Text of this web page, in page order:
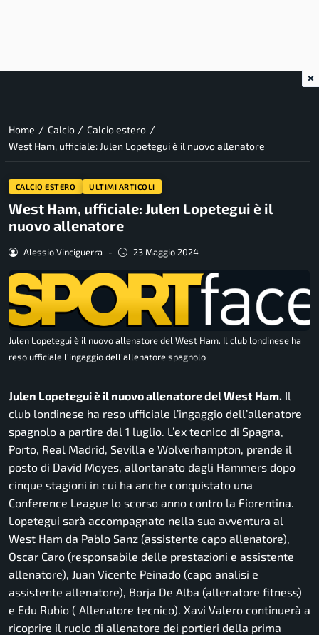
Home / Calcio / Calcio estero /
West Ham, ufficiale: Julen Lopetegui è il nuovo allenatore
CALCIO ESTERO ULTIMI ARTICOLI
West Ham, ufficiale: Julen Lopetegui è il
nuovo allenatore
Alessio Vinciguerra - 23 Maggio 2024
Julen Lopetegui è il nuovo allenatore del West Ham. Il club londinese ha
reso ufficiale l'ingaggio dell'allenatore spagnolo
Julen Lopetegui è il nuovo allenatore del West Ham. Il
club londinese ha reso ufficiale l’ingaggio dell’allenatore
spagnolo a partire dal 1 luglio. L’ex tecnico di Spagna,
Porto, Real Madrid, Sevilla e Wolverhampton, prende il
posto di David Moyes, allontanato dagli Hammers dopo
cinque stagioni in cui ha anche conquistato una
Conference League lo scorso anno contro la Fiorentina.
Lopetegui sarà accompagnato nella sua avventura al
West Ham da Pablo Sanz (assistente capo allenatore),
Oscar Caro (responsabile delle prestazioni e assistente
allenatore), Juan Vicente Peinado (capo analisi e
assistente allenatore), Borja De Alba (allenatore fitness)
e Edu Rubio ( Allenatore tecnico). Xavi Valero continuerà a
ricoprire il ruolo di allenatore dei portieri della prima
×